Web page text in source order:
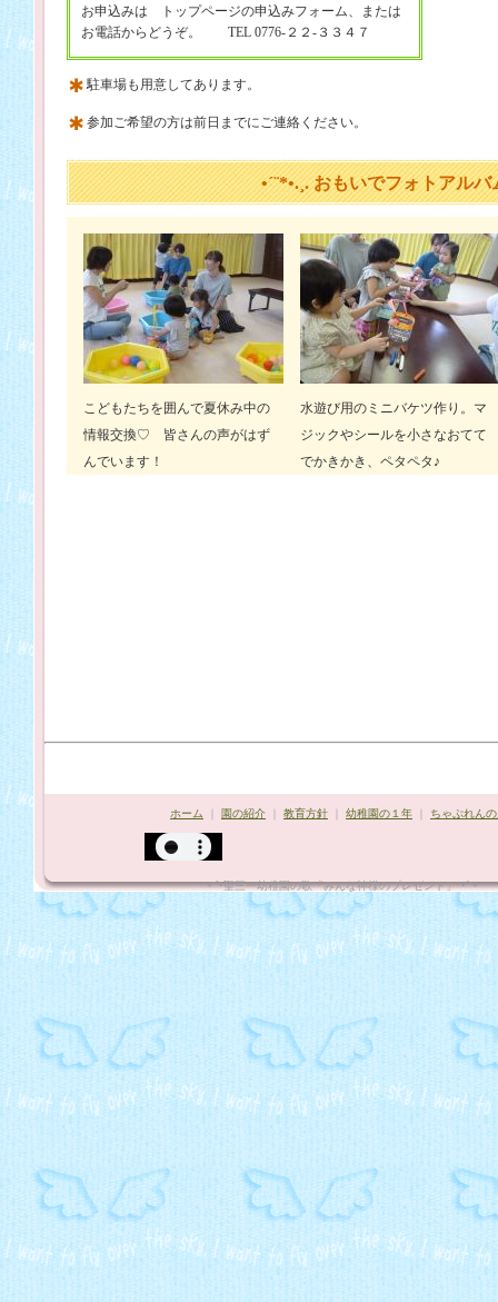
お申込みは トップページの申込みフォーム、または
お電話からどうぞ。 TEL 0776-２２-３３４７
駐車場も用意してあります。
参加ご希望の方は前日までにご連絡ください。
•´¨*•.¸. おもいでフォトアルバ
こどもたちを囲んで夏休み中の
情報交換♡ 皆さんの声がはず
んでいます！
水遊び用のミニバケツ作り。マ
ジックやシールを小さなおてて
でかきかき、ペタペタ♪
ホーム 園の紹介 教育方針 幼稚園の１年 ちゃぷれん
*¨`•聖三一幼稚園の歌「みんな神様のプレゼント」"•´¨*